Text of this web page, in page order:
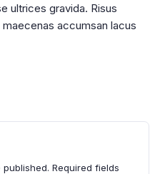
ultrices gravida. Risus
accumsan lacus
Required fields